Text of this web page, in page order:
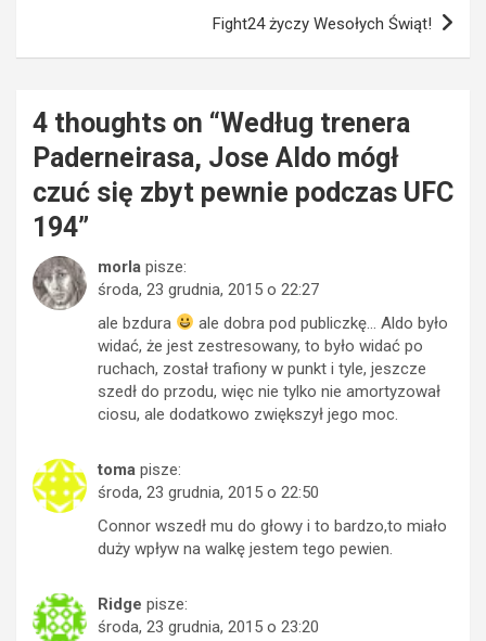
Fight24 życzy Wesołych Świąt!
4 thoughts on “Według trenera
Paderneirasa, Jose Aldo mógł
czuć się zbyt pewnie podczas UFC
194”
morla pisze:
środa, 23 grudnia, 2015 o 22:27
ale bzdura
ale dobra pod publiczkę… Aldo było
widać, że jest zestresowany, to było widać po
ruchach, został trafiony w punkt i tyle, jeszcze
szedł do przodu, więc nie tylko nie amortyzował
ciosu, ale dodatkowo zwiększył jego moc.
toma pisze:
środa, 23 grudnia, 2015 o 22:50
Connor wszedł mu do głowy i to bardzo,to miało
duży wpływ na walkę jestem tego pewien.
Ridge pisze:
środa, 23 grudnia, 2015 o 23:20